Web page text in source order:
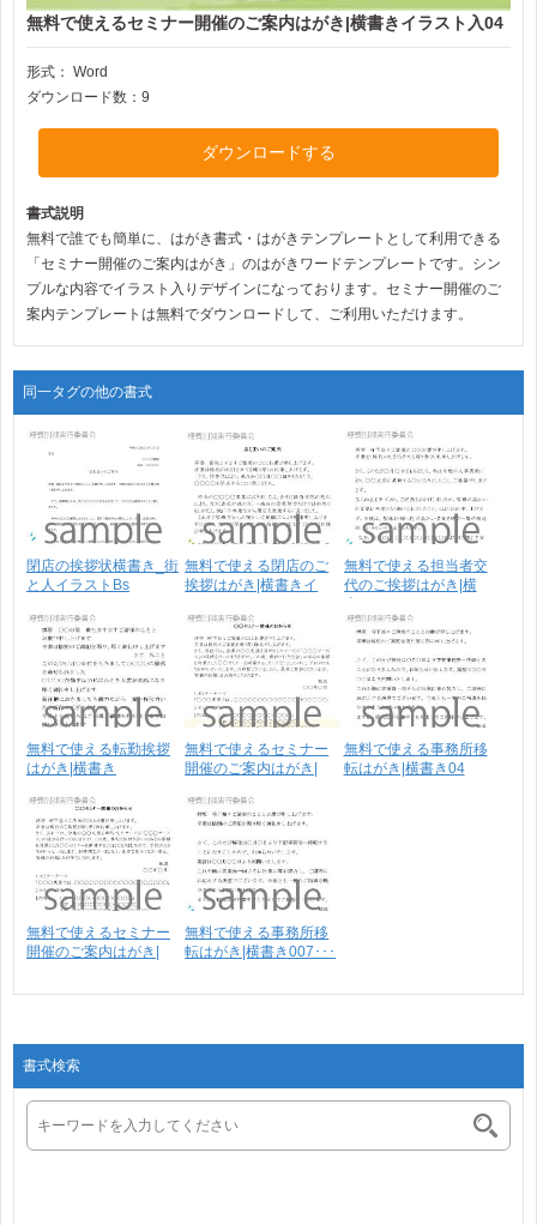
無料で使えるセミナー開催のご案内はがき|横書きイラスト入04
形式： Word
ダウンロード数：9
ダウンロードする
書式説明
無料で誰でも簡単に、はがき書式・はがきテンプレートとして利用できる
「セミナー開催のご案内はがき」のはがきワードテンプレートです。シン
プルな内容でイラスト入りデザインになっております。セミナー開催のご
案内テンプレートは無料でダウンロードして、ご利用いただけます。
同一タグの他の書式
閉店の挨拶状横書き_街
と人イラストBs
無料で使える閉店のご
挨拶はがき|横書きイ
無料で使える担当者交
代のご挨拶はがき|横
無料で使える転勤挨拶
はがき|横書き
無料で使えるセミナー
開催のご案内はがき|
無料で使える事務所移
転はがき|横書き04
無料で使えるセミナー
開催のご案内はがき|
無料で使える事務所移
転はがき|横書き007･･･
書式検索